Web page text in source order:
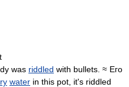
was riddled with bullets. ≈ Его
water in this pot, it's riddled